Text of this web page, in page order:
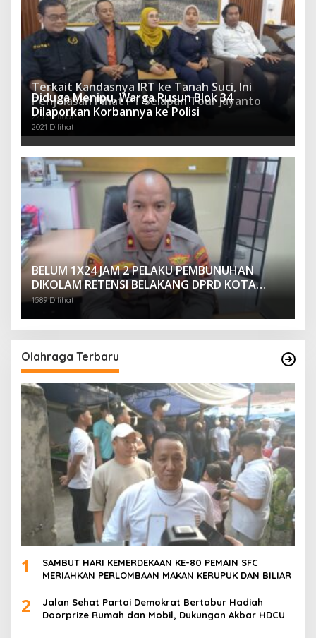
Terkait Kandasnya IRT ke Tanah Suci, Ini
Penjelasan Pihat PT Selapan Tour Jayanto
2233 Dilihat
Diduga Menipu, Warga Rusun Blok 34
Dilaporkan Korbannya ke Polisi
2021 Dilihat
BELUM 1X24 JAM 2 PELAKU PEMBUNUHAN
DIKOLAM RETENSI BELAKANG DPRD KOTA
PALEMBANG TELAH DIRINGKUS ANGGOTA
1589 Dilihat
Olahraga Terbaru
1
SAMBUT HARI KEMERDEKAAN KE-80 PEMAIN SFC
MERIAHKAN PERLOMBAAN MAKAN KERUPUK DAN BILIAR
2
Jalan Sehat Partai Demokrat Bertabur Hadiah
Doorprize Rumah dan Mobil, Dukungan Akbar HDCU